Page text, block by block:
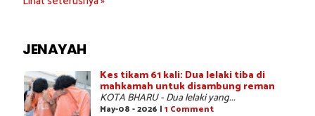
JENAYAH
Kes tikam 61 kali: Dua lelaki tiba di
mahkamah untuk disambung reman
KOTA BHARU - Dua lelaki yang...
May-08 - 2026 | 1 Comment